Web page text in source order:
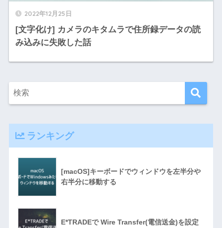
2022年12月25日
[文字化け] カメラのキタムラで住所録データの読
み込みに失敗した話
ランキング
[macOS]キーボードでウィンドウを左半分や
右半分に移動する
E*TRADEで Wire Transfer(電信送金)を設定